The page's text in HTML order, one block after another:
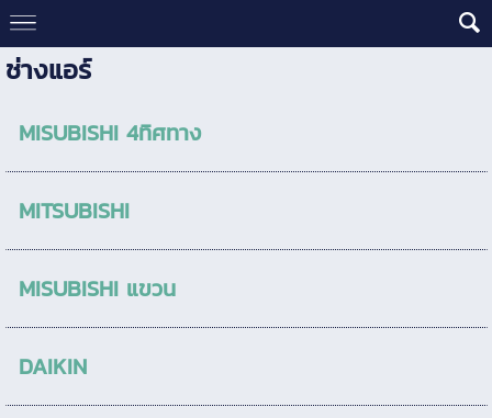
ช่างแอร์
MISUBISHI 4ทิศทาง
MITSUBISHI
MISUBISHI แขวน
DAIKIN